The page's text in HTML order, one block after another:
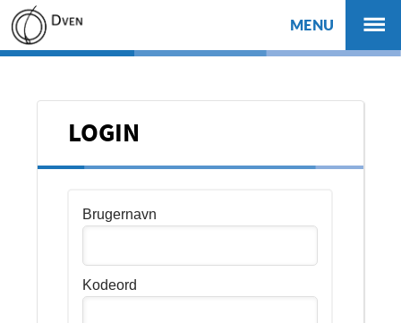
MENU
LOGIN
Brugernavn
Kodeord